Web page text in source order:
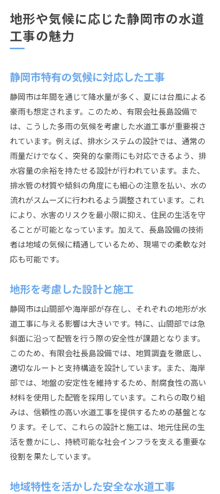
地形や気候に応じた静岡市の水道
工事の魅力
静岡市特有の気候に対応した工事
静岡市は年間を通じて降水量が多く、夏には台風による
豪雨も想定されます。このため、有限会社長島設備で
は、こうした多雨の気候を考慮した水道工事が重要視さ
れています。例えば、排水システムの設計では、通常の
雨量だけでなく、突発的な豪雨にも対応できるよう、排
水容量の余裕を持たせる設計が行われています。また、
排水管の材質や傾斜の角度にも細心の注意を払い、水の
流れがスムーズに行われるよう調整されています。これ
により、水害のリスクを最小限に抑え、住民の生活を守
ることが可能となっています。加えて、長島設備の技術
者は地域の気候に精通しているため、現場での柔軟な対
応も可能です。
地形を考慮した設計と施工
静岡市は山間部や海岸部が存在し、それぞれの地形が水
道工事に与える影響は大きいです。特に、山間部では急
斜面に沿って配管を行う際の安全性が課題となります。
このため、有限会社長島設備では、地質調査を徹底し、
適切なルートと支持構造を設計しています。また、海岸
部では、地盤の安定性を維持するため、耐腐食性の高い
材料を使用した配管を採用しています。これらの取り組
みは、信頼性の高い水道工事を提供するための基盤とな
ります。そして、これらの設計と施工は、地元住民の生
活を豊かにし、持続可能な社会インフラを支える重要な
役割を果たしています。
地域特性を活かした安全な水道工事